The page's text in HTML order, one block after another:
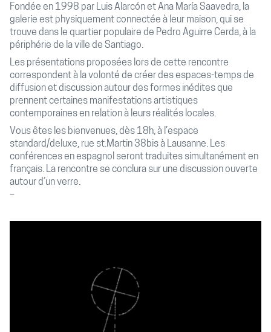
Fondée en 1998 par Luis Alarcón et Ana María Saavedra, la
galerie est physiquement connectée à leur maison, qui se
trouve dans le quartier populaire de Pedro Aguirre Cerda, à la
périphérie de la ville de Santiago.
Les présentations proposées lors de cette rencontre
correspondent à la volonté de créer des espaces-temps de
diffusion et discussion autour des formes inédites que
prennent certaines manifestations artistiques
contemporaines en relation à leurs réalités locales.
Vous êtes les bienvenues, dès 18h, à l’espace
standard/deluxe, rue st.Martin 38bis à Lausanne. Les
conférences en espagnol seront traduites simultanément en
français. La rencontre se conclura sur une discussion ouverte
autour d’un verre.